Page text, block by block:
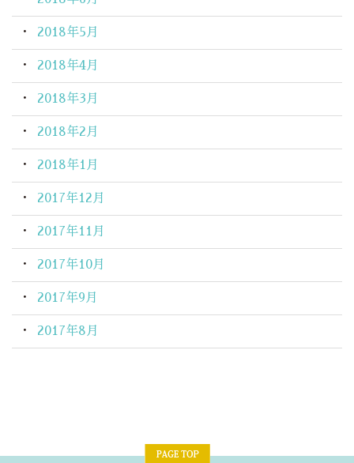
2018年5月
2018年4月
2018年3月
2018年2月
2018年1月
2017年12月
2017年11月
2017年10月
2017年9月
2017年8月